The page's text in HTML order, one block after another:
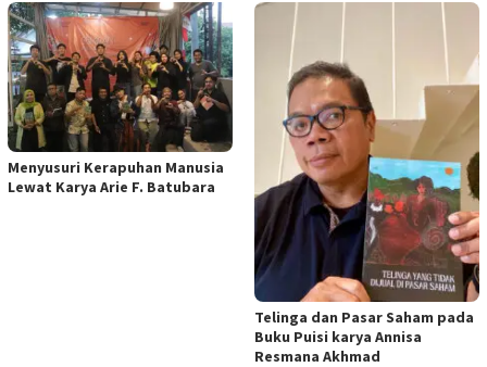
Menyusuri Kerapuhan Manusia
Lewat Karya Arie F. Batubara
Telinga dan Pasar Saham pada
Buku Puisi karya Annisa
Resmana Akhmad